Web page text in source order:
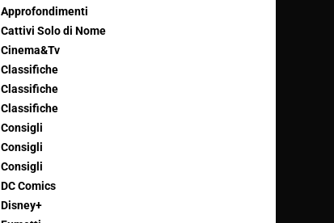
Approfondimenti
Cattivi Solo di Nome
Cinema&Tv
Classifiche
Classifiche
Classifiche
Consigli
Consigli
Consigli
DC Comics
Disney+